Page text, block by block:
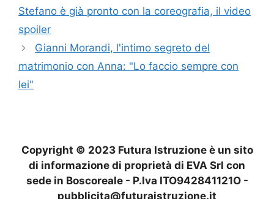
Stefano è già pronto con la coreografia, il video
spoiler
Gianni Morandi, l'intimo segreto del
matrimonio con Anna: "Lo faccio sempre con
lei"
Copyright © 2023 Futura Istruzione è un sito
di informazione di proprietà di EVA Srl con
sede in Boscoreale - P.Iva ITO942841121O -
pubblicita@futuraistruzione.it